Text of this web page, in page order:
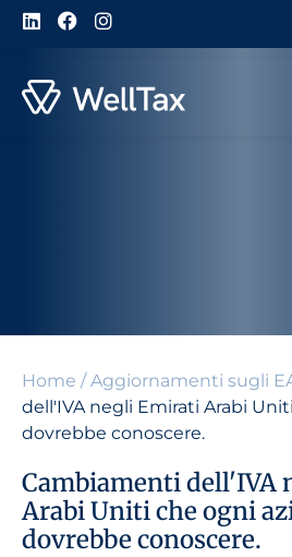
Home /Aggiornamenti sugli
dell'IVA negli Emirati Arabi
dovrebbe conoscere.
Cambiamenti dell'IVA
Arabi Uniti che ogni
dovrebbe conoscere.